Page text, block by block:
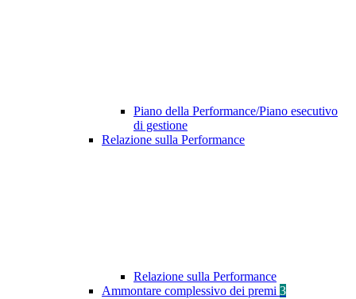
Piano della Performance/Piano esecutivo
di gestione
Relazione sulla Performance
Relazione sulla Performance
Ammontare complessivo dei premi 3